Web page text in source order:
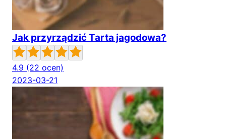
Jak przyrządzić Tarta jagodowa?
4.9 (22 ocen)
2023-03-21